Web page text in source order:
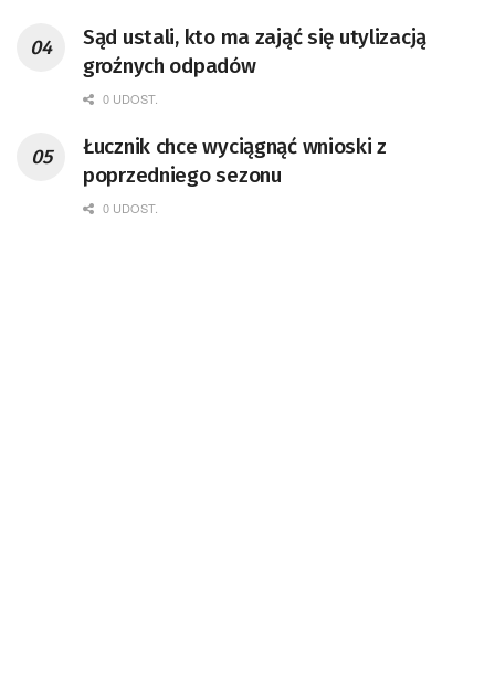
Sąd ustali, kto ma zająć się utylizacją
groźnych odpadów
0 UDOST.
Łucznik chce wyciągnąć wnioski z
poprzedniego sezonu
0 UDOST.